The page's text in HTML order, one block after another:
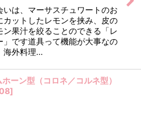
り込む
いは、マーサスチュワートのお
カットしたレモンを挟み、皮の
ン果汁を絞ることのできる「レ
」です道具って機能が大事なの
海外料理…
ーン型（コロネ／コルネ型）
]